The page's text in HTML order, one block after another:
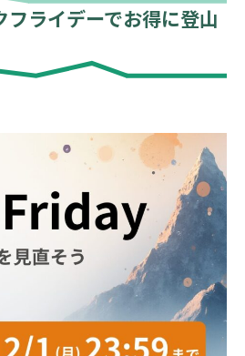
ライデーでお得に登山